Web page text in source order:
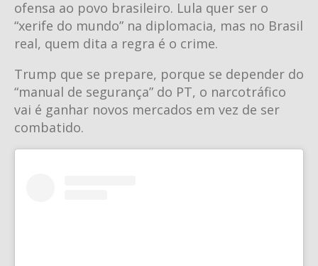
ofensa ao povo brasileiro. Lula quer ser o
“xerife do mundo” na diplomacia, mas no Brasil
real, quem dita a regra é o crime.
Trump que se prepare, porque se depender do
“manual de segurança” do PT, o narcotráfico
vai é ganhar novos mercados em vez de ser
combatido.